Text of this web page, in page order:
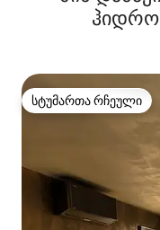
სტუმართა რჩეული
სტუმართა რჩეული